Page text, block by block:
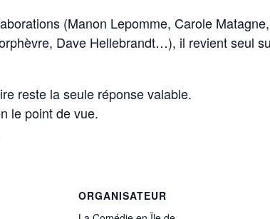
(Manon Lepomme, Carole
Dave Hellebrandt…), il revient seul
reste la seule réponse valable.
le point de vue.
ORGANISATEUR